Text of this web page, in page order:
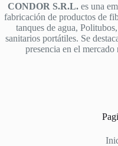
CONDOR S.R.L. es una
fabricación de productos de
tanques de agua,
sanitarios portátiles. Se
presencia en el